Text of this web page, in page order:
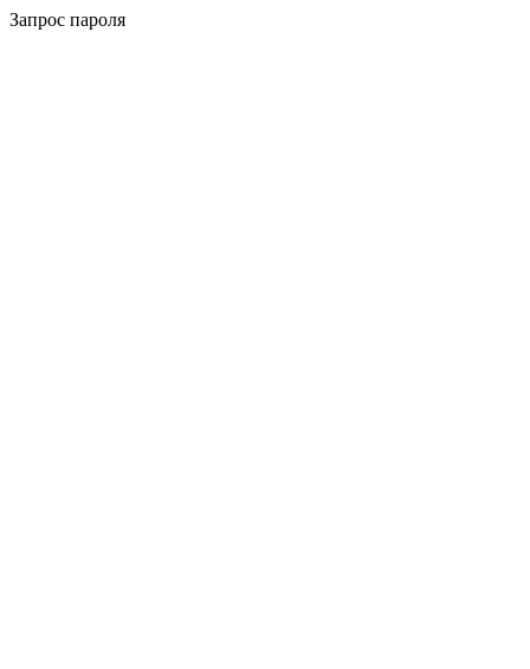
Запрос пароля